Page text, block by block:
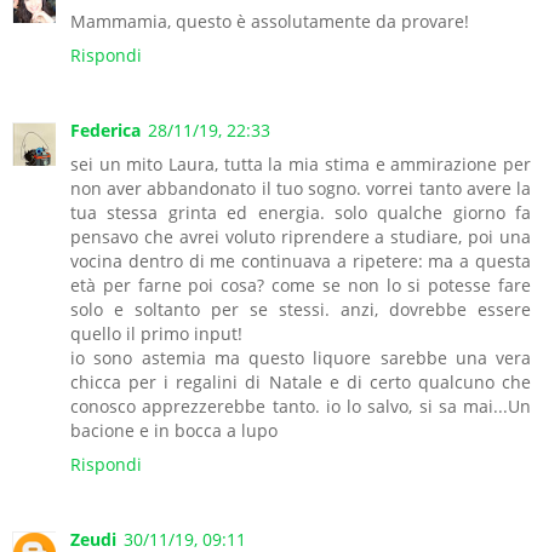
Mammamia, questo è assolutamente da provare!
Rispondi
Federica 28/11/19, 22:33
sei un mito Laura, tutta la mia stima e ammirazione per
non aver abbandonato il tuo sogno. vorrei tanto avere la
tua stessa grinta ed energia. solo qualche giorno fa
pensavo che avrei voluto riprendere a studiare, poi una
vocina dentro di me continuava a ripetere: ma a questa
età per farne poi cosa? come se non lo si potesse fare
solo e soltanto per se stessi. anzi, dovrebbe essere
quello il primo input!
io sono astemia ma questo liquore sarebbe una vera
chicca per i regalini di Natale e di certo qualcuno che
conosco apprezzerebbe tanto. io lo salvo, si sa mai...Un
bacione e in bocca a lupo
Rispondi
Zeudi 30/11/19, 09:11